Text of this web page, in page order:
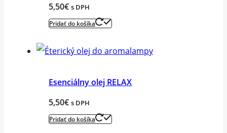
5,50€ s DPH
Pridať do košíka
Esenciálny olej RELAX
5,50€ s DPH
Pridať do košíka